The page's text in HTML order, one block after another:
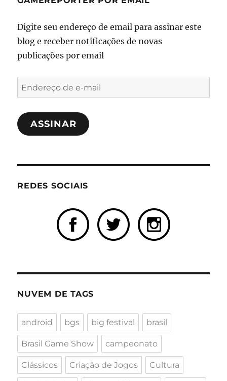
Digite seu endereço de email para assinar este
blog e receber notificações de novas
publicações por email
Endereço
de
e-
mailASSINAR
REDES SOCIAIS
NUVEM DE TAGS
android bgs big festival brasil
Brasil Game Show campeonato
Clássicos Criação de Jogos Cultura